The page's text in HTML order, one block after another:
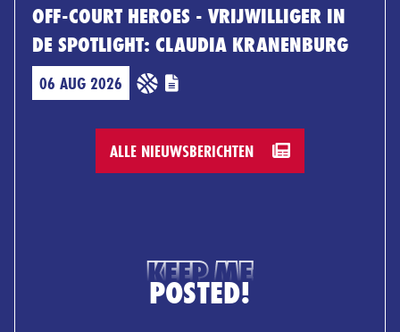
OFF-COURT HEROES - VRIJWILLIGER IN
DE SPOTLIGHT: CLAUDIA KRANENBURG
06 AUG 2026
ALLE NIEUWSBERICHTEN
KEEP ME
POSTED!